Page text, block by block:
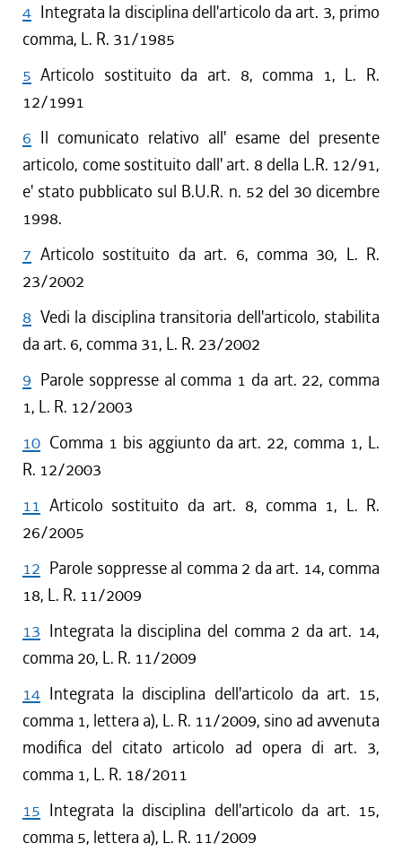
4 Integrata la disciplina dell'articolo da art. 3, primo
comma, L. R. 31/1985
5 Articolo sostituito da art. 8, comma 1, L. R.
12/1991
6 Il comunicato relativo all' esame del presente
articolo, come sostituito dall' art. 8 della L.R. 12/91,
e' stato pubblicato sul B.U.R. n. 52 del 30 dicembre
1998.
7 Articolo sostituito da art. 6, comma 30, L. R.
23/2002
8 Vedi la disciplina transitoria dell'articolo, stabilita
da art. 6, comma 31, L. R. 23/2002
9 Parole soppresse al comma 1 da art. 22, comma
1, L. R. 12/2003
10 Comma 1 bis aggiunto da art. 22, comma 1, L.
R. 12/2003
11 Articolo sostituito da art. 8, comma 1, L. R.
26/2005
12 Parole soppresse al comma 2 da art. 14, comma
18, L. R. 11/2009
13 Integrata la disciplina del comma 2 da art. 14,
comma 20, L. R. 11/2009
14 Integrata la disciplina dell'articolo da art. 15,
comma 1, lettera a), L. R. 11/2009, sino ad avvenuta
modifica del citato articolo ad opera di art. 3,
comma 1, L. R. 18/2011
15 Integrata la disciplina dell'articolo da art. 15,
comma 5, lettera a), L. R. 11/2009